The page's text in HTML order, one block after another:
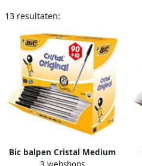
13 resultaten:
Bic balpen Cristal Medium